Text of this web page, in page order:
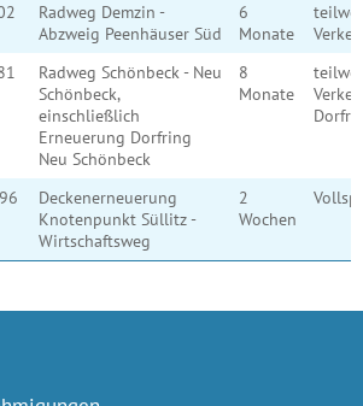
Radweg Demzin -
Abzweig Peenhäuser Süd
6
Monate
Radweg Schönbeck - Neu
Schönbeck,
einschließlich
Erneuerung Dorfring
Neu Schönbeck
8
Monate
Deckenerneuerung
Knotenpunkt Süllitz -
Wirtschaftsweg
2
Wochen